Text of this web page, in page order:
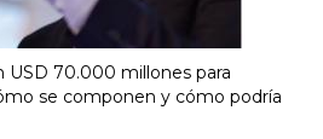
USD 70.000 millones para
se componen y cómo podría